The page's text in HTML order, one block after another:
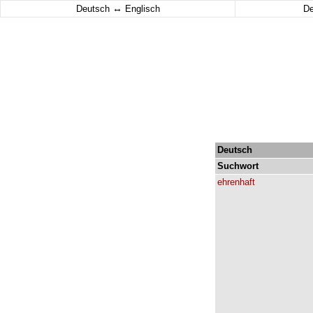
Deutsch ↔ Englisch
Deutsch
Suchwort
ehrenhaft